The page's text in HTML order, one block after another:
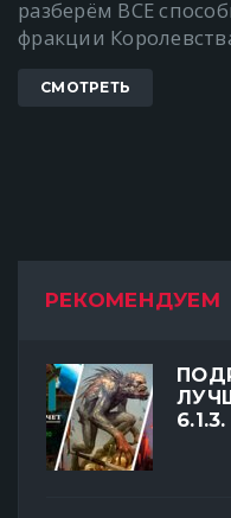
разберём ВСЕ
фракции
СМОТРЕТЬ
РЕКОМЕНДУЕМ
6.1.3.